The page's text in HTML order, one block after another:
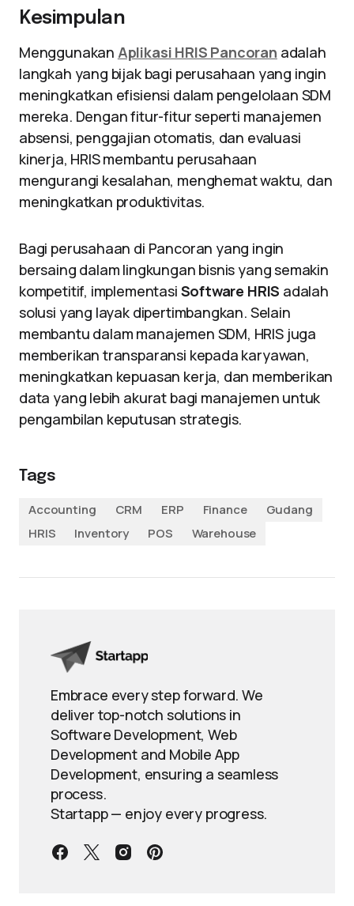
Kesimpulan
Menggunakan Aplikasi HRIS Pancoran adalah
langkah yang bijak bagi perusahaan yang ingin
meningkatkan efisiensi dalam pengelolaan SDM
mereka. Dengan fitur-fitur seperti manajemen
absensi, penggajian otomatis, dan evaluasi
kinerja, HRIS membantu perusahaan
mengurangi kesalahan, menghemat waktu, dan
meningkatkan produktivitas.
Bagi perusahaan di Pancoran yang ingin
bersaing dalam lingkungan bisnis yang semakin
kompetitif, implementasi Software HRIS adalah
solusi yang layak dipertimbangkan. Selain
membantu dalam manajemen SDM, HRIS juga
memberikan transparansi kepada karyawan,
meningkatkan kepuasan kerja, dan memberikan
data yang lebih akurat bagi manajemen untuk
pengambilan keputusan strategis.
Tags
Accounting
CRM ERP Finance
Gudang
HRIS
Inventory POS Warehouse
Embrace every step forward. We
deliver top-notch solutions in
Software Development, Web
Development and Mobile App
Development, ensuring a seamless
process.
Startapp — enjoy every progress.